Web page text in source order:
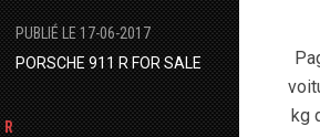
PUBLIÉ LE 17-06-2017
PORSCHE 911 R FOR SALE
R
kg